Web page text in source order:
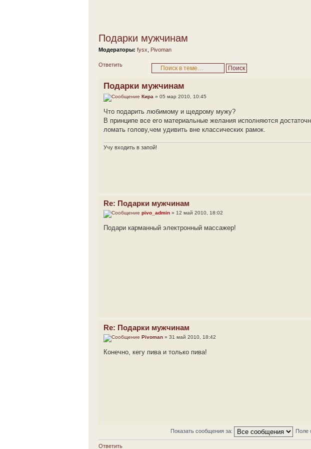
Подарки мужчинам
Модераторы: fysx Pivoman
Ответить
Подарки мужчинам
Кира » 05 мар 2010, 10:45
Что подарить любимому и щедрому мужу?
В принципе все его материальные желания исполняются
ломать голову,чем удивить вне классических рамок.
Учу входить в запой!
Re: Подарки мужчинам
pivo_admin » 12 май 2010, 18:02
Подари карманный электронный массажер!
Re: Подарки мужчинам
Pivoman » 31 май 2010, 18:42
Конечно, кегу пива и только пива!
Показать сообщения за: Поле
Ответить